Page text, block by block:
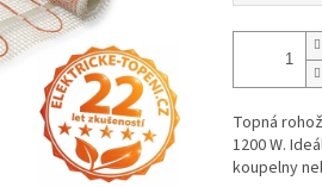
Topná
1200 W.
koupelny